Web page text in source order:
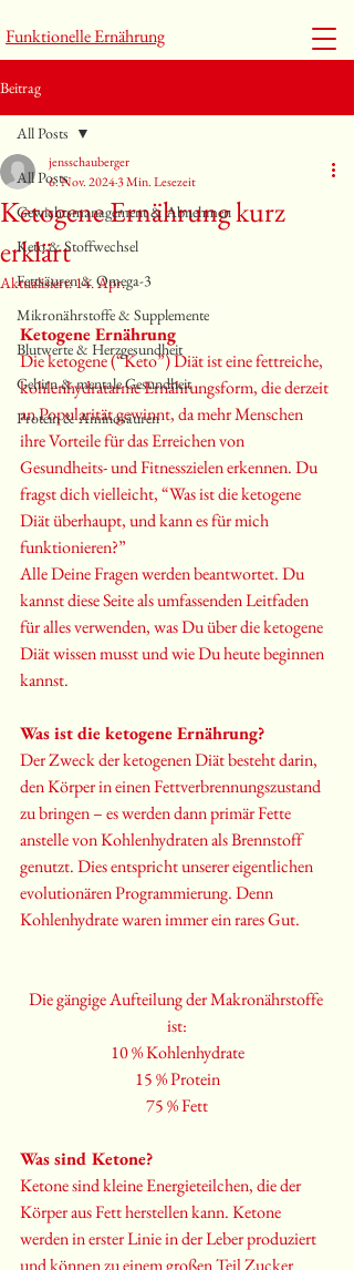
Funktionelle Ernährung
Beitrag
All Posts
Gewichtsmanagement & Abnehmen
Keto & Stoffwechsel
Fettsäuren & Omega-3
Mikronährstoffe & Supplemente
Blutwerte & Herzgesundheit
Gehirn & mentale Gesundheit
Protein & Aminosäuren
All Posts
Ketogene Ernährung kurz
erklärt
jensschauberger
6. Nov. 20243 Min. Lesezeit
Aktualisiert:14. Apr.
Ketogene Ernährung
Die ketogene (“Keto”) Diät ist eine fettreiche,
kohlenhydratarme Ernährungsform, die derzeit
an Popularität gewinnt, da mehr Menschen
ihre Vorteile für das Erreichen von
Gesundheits- und Fitnesszielen erkennen. Du
fragst dich vielleicht, “Was ist die ketogene
Diät überhaupt, und kann es für mich
funktionieren?”
Alle Deine Fragen werden beantwortet. Du
kannst diese Seite als umfassenden Leitfaden
für alles verwenden, was Du über die ketogene
Diät wissen musst und wie Du heute beginnen
kannst.
Was ist die ketogene Ernährung?
Der Zweck der ketogenen Diät besteht darin,
den Körper in einen Fettverbrennungszustand
zu bringen – es werden dann primär Fette
anstelle von Kohlenhydraten als Brennstoff
genutzt. Dies entspricht unserer eigentlichen
evolutionären Programmierung. Denn
Kohlenhydrate waren immer ein rares Gut.
Die gängige Aufteilung der Makronährstoffe
ist:
10 % Kohlenhydrate
15 % Protein
75 % Fett
Was sind Ketone?
Ketone sind kleine Energieteilchen, die der
Körper aus Fett herstellen kann. Ketone
werden in erster Linie in der Leber produziert
und können zu einem großen Teil Zucker